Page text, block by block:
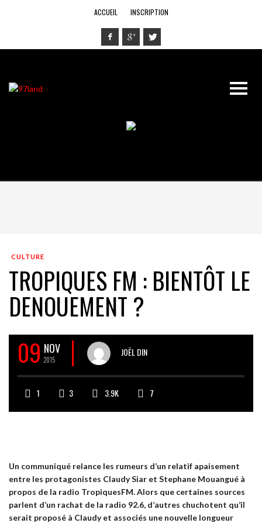
ACCUEIL INSCRIPTION
CULTURE
TROPIQUES FM : BIENTÔT LE
DENOUEMENT ?
09 NOV
2015
JOËL DIN
1 3 3.9K 7
Un communiqué relance les rumeurs d’un relatif apaisement
entre les protagonistes Claudy Siar et Stephane Mouangué à
propos de la radio TropiquesFM. Alors que certaines sources
parlent d’un rachat de la radio 92.6, d’autres chuchotent qu’il
serait proposé à Claudy et associés une nouvelle longueur